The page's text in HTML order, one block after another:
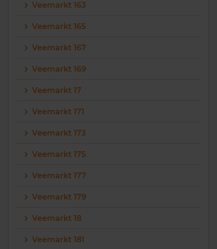
Veemarkt 163
Veemarkt 165
Veemarkt 167
Veemarkt 169
Veemarkt 17
Veemarkt 171
Veemarkt 173
Veemarkt 175
Veemarkt 177
Veemarkt 179
Veemarkt 18
Veemarkt 181